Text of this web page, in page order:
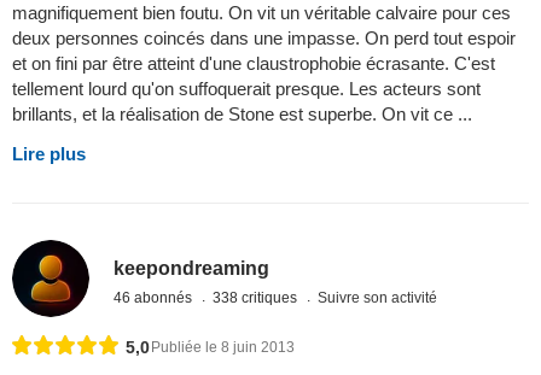
magnifiquement bien foutu. On vit un véritable calvaire pour ces
deux personnes coincés dans une impasse. On perd tout espoir
et on fini par être atteint d'une claustrophobie écrasante. C'est
tellement lourd qu'on suffoquerait presque. Les acteurs sont
brillants, et la réalisation de Stone est superbe. On vit ce ...
Lire plus
keepondreaming
46 abonnés 338 critiques Suivre son activité
5,0 Publiée le 8 juin 2013